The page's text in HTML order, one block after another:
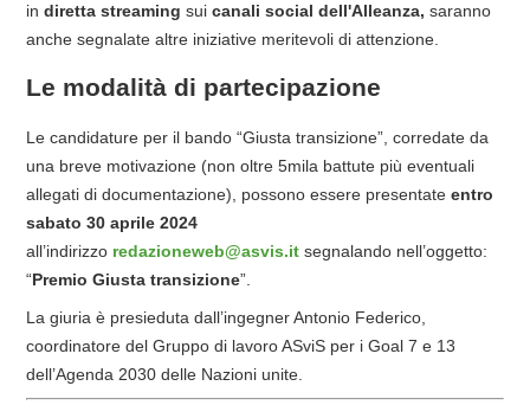
in diretta streaming sui canali social dell'Alleanza, saranno
anche segnalate altre iniziative meritevoli di attenzione.
Le modalità di partecipazione
Le candidature per il bando “Giusta transizione”, corredate da
una breve motivazione (non oltre 5mila battute più eventuali
allegati di documentazione), possono essere presentate entro
sabato 30 aprile 2024
all’indirizzo redazioneweb@asvis.it segnalando nell’oggetto:
“Premio Giusta transizione”.
La giuria è presieduta dall’ingegner Antonio Federico,
coordinatore del Gruppo di lavoro ASviS per i Goal 7 e 13
dell’Agenda 2030 delle Nazioni unite.